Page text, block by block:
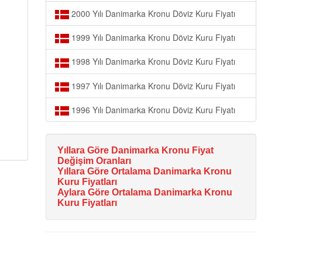
2000 Yılı Danimarka Kronu Döviz Kuru Fiyatı
1999 Yılı Danimarka Kronu Döviz Kuru Fiyatı
1998 Yılı Danimarka Kronu Döviz Kuru Fiyatı
1997 Yılı Danimarka Kronu Döviz Kuru Fiyatı
1996 Yılı Danimarka Kronu Döviz Kuru Fiyatı
Yıllara Göre Danimarka Kronu Fiyat
Değişim Oranları
Yıllara Göre Ortalama Danimarka Kronu
Kuru Fiyatları
Aylara Göre Ortalama Danimarka Kronu
Kuru Fiyatları